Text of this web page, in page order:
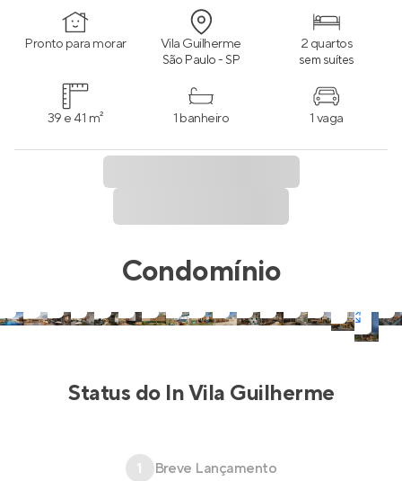
Pronto para morar Vila Guilherme
São Paulo - SP
2 quartos
sem suítes
39 e 41 m² 1 banheiro 1 vaga
Condomínio
Status do In Vila Guilherme
1 Breve Lançamento